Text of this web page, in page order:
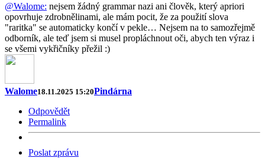
@Walome: nejsem žádný grammar nazi ani člověk, který apriori
opovrhuje zdrobnělinami, ale mám pocit, že za použití slova
"raritka" se automaticky končí v pekle… Nejsem na to samozřejmě
odborník, ale teď jsem si musel propláchnout oči, abych ten výraz i
se všemi vykřičníky přežil :)
Walome18.11.2025 15:20Pindárna
Odpovědět
Permalink
Poslat zprávu